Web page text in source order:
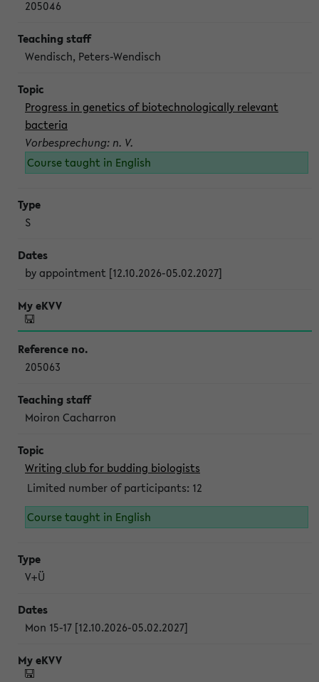
205046
Wendisch, Peters-Wendisch
Progress in genetics of biotechnologically relevant
bacteria
Vorbesprechung: n. V.
Course taught in English
S
by appointment [12.10.2026-05.02.2027]
205063
Moiron Cacharron
Writing club for budding biologists
Limited number of participants: 12
Course taught in English
V+Ü
Mon 15-17 [12.10.2026-05.02.2027]